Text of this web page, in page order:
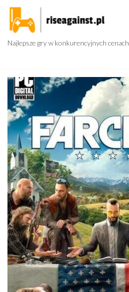
Przejdź
treści
Najlepsze gry w konkurencyjnych cenach